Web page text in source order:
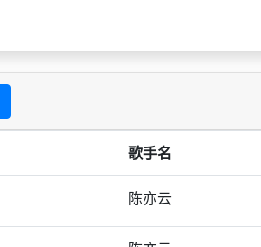
歌手名
陈亦云